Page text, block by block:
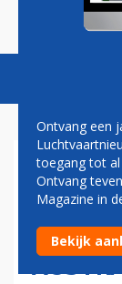
Magazine
TEGEN
Ontvang een
toegang tot al
Ontvang
Magazine in
Bekijk